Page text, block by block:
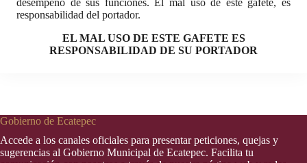
desempeño de sus funciones. El mal uso de este gafete, es
responsabilidad del portador.
EL MAL USO DE ESTE GAFETE ES
RESPONSABILIDAD DE SU PORTADOR
Gobierno de Ecatepec
Accede a los canales oficiales para presentar peticiones, quejas y
sugerencias al Gobierno Municipal de Ecatepec. Facilita tu